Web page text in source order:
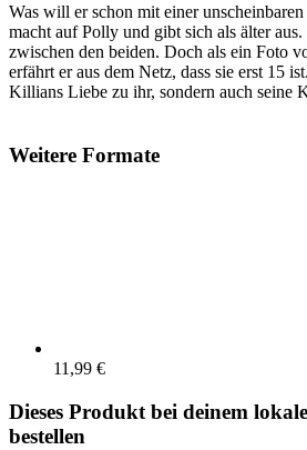
Was will er schon mit einer
macht auf Polly und gibt sich als älter
zwischen den beiden. Doch als ein Foto
erfährt er aus dem Netz, dass sie erst 15
Killians Liebe zu ihr, sondern auch seine
Weitere Formate
11,99 €
Dieses Produkt bei deinem
bestellen